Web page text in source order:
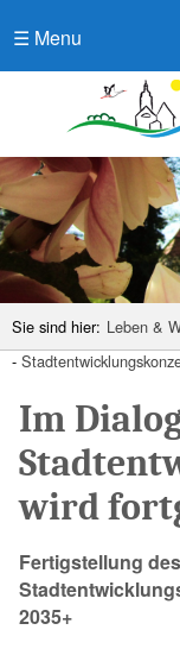
☰ Menu
Sie sind hier: Leben &
-
Im
wird
Fertigstellung
2035+